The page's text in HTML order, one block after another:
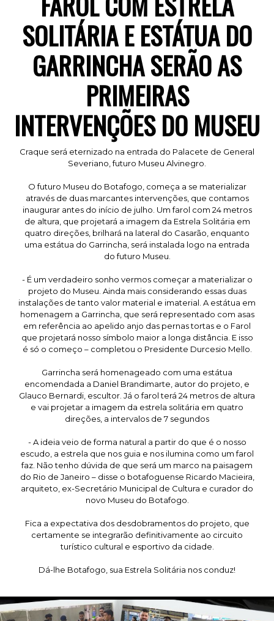
SOLITÁRIA E ESTÁTUA DO
GARRINCHA SERÃO AS
PRIMEIRAS
INTERVENÇÕES DO MUSEU
Craque será eternizado na entrada do Palacete de General
Severiano, futuro Museu Alvinegro.
O futuro Museu do Botafogo, começa a se materializar
através de duas marcantes intervenções, que contamos
inaugurar antes do início de julho. Um farol com 24 metros
de altura, que projetará a imagem da Estrela Solitária em
quatro direções, brilhará na lateral do Casarão, enquanto
uma estátua do Garrincha, será instalada logo na entrada
do futuro Museu.
- É um verdadeiro sonho vermos começar a materializar o
projeto do Museu. Ainda mais considerando essas duas
instalações de tanto valor material e imaterial. A estátua em
homenagem a Garrincha, que será representado com asas
em referência ao apelido anjo das pernas tortas e o Farol
que projetará nosso símbolo maior a longa distância. E isso
é só o começo – completou o Presidente Durcesio Mello.
Garrincha será homenageado com uma estátua
encomendada a Daniel Brandimarte, autor do projeto, e
Glauco Bernardi, escultor. Já o farol terá 24 metros de altura
e vai projetar a imagem da estrela solitária em quatro
direções, a intervalos de 7 segundos
- A ideia veio de forma natural a partir do que é o nosso
escudo, a estrela que nos guia e nos ilumina como um farol
faz. Não tenho dúvida de que será um marco na paisagem
do Rio de Janeiro – disse o botafoguense Ricardo Macieira,
arquiteto, ex-Secretário Municipal de Cultura e curador do
novo Museu do Botafogo.
Fica a expectativa dos desdobramentos do projeto, que
certamente se integrarão definitivamente ao circuito
turístico cultural e esportivo da cidade.
Dá-lhe Botafogo, sua Estrela Solitária nos conduz!